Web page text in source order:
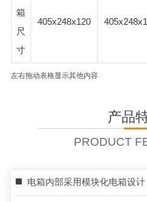
箱
尺
寸
405x248x120
左右拖动表格显示其他内容
产品
PRODUCT
电箱内部采用模块化电箱设